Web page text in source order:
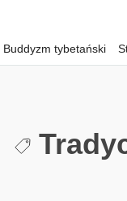
Buddyzm tybetański